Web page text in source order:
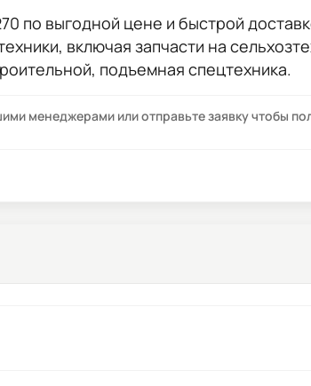
по выгодной цене и быстрой
включая запчасти на
подъемная спецтехника.
менеджерами или отправьте заявку чтобы